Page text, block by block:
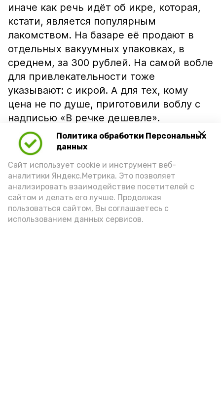
Политика обработки Персональных
данных
Сайт использует cookie и инструмент веб-
аналитики Яндекс.Метрика. Это позволяет
анализировать взаимодействие посетителей с
сайтом и делать его лучше. Продолжая
пользоваться сайтом, Вы соглашаетесь с
использованием данных сервисов.
иначе как речь идёт об икре, которая,
кстати, является популярным
лакомством. На базаре её продают в
отдельных вакуумных упаковках, в
среднем, за 300 рублей. На самой вобле
для привлекательности тоже
указывают: с икрой. А для тех, кому
цена не по душе, приготовили воблу с
надписью «В речке дешевле».